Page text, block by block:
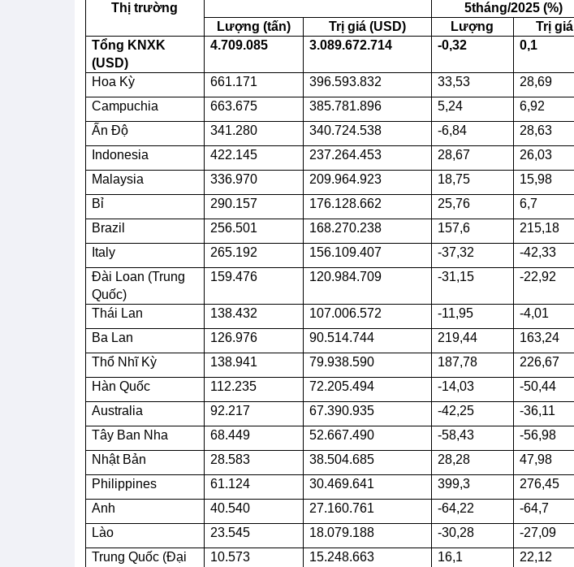
Thị trường
5tháng/2025 (%)
Lượng (tấn) Trị giá (USD) Lượng Trị giá
Tổng KNXK
(USD)
4.709.085 3.089.672.714 -0,32 0,1
Hoa Kỳ 661.171 396.593.832 33,53 28,69
Campuchia
663.675 385.781.896 5,24 6,92
Ấn Độ
341.280 340.724.538 -6,84 28,63
Indonesia
422.145 237.264.453 28,67 26,03
Malaysia
336.970 209.964.923 18,75 15,98
Bỉ
290.157 176.128.662 25,76 6,7
Brazil
256.501 168.270.238 157,6 215,18
Italy
265.192 156.109.407 -37,32 -42,33
Đài Loan (Trung
Quốc)
159.476 120.984.709 -31,15 -22,92
Thái Lan 138.432 107.006.572 -11,95 -4,01
Ba Lan
126.976 90.514.744 219,44 163,24
Thổ Nhĩ Kỳ
138.941 79.938.590 187,78 226,67
Hàn Quốc
112.235 72.205.494 -14,03 -50,44
Australia
92.217 67.390.935 -42,25 -36,11
Tây Ban Nha
68.449 52.667.490 -58,43 -56,98
Nhật Bản
28.583 38.504.685 28,28 47,98
Philippines
61.124 30.469.641 399,3 276,45
Anh
40.540 27.160.761 -64,22 -64,7
Lào
23.545 18.079.188 -30,28 -27,09
Trung Quốc (Đại
10.573 15.248.663 16,1 22,12